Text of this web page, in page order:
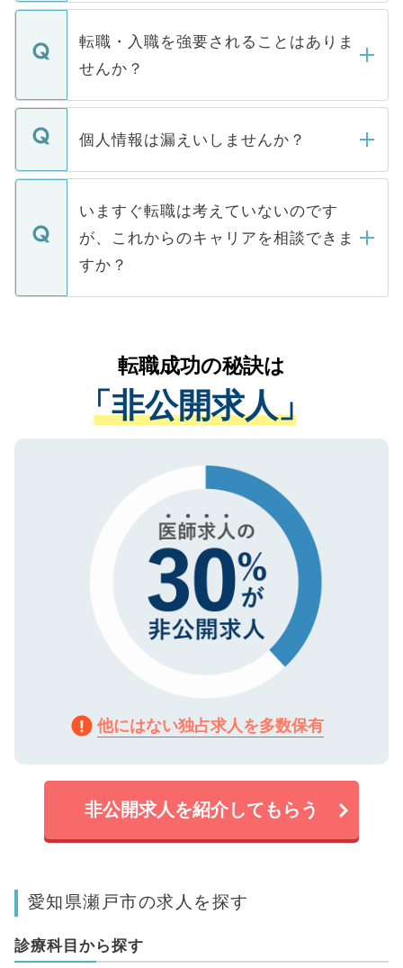
ます。通常、5営業日以内にはご連絡をせて
いただきますので、しばらくお待ちくださ
マイナビDOCTORで取り扱っている求人の
うち約3割は、Webサイトからご覧いただ
けない「非公開求人」です。非公開求人は
下記の理由によって、一般には公開してい
ません。
■応募殺到を避けるため 人気のある医療機
関を公にしてしまうと、応募が殺到する場
に、医療機関が求める条件に合った人材の
みを人材紹介会社に依頼するケースが増え
ています。
転職・入職を強要されることはありま
せんか？
転職・入職を強要することは一切ありませ
ん。また、仮に応募先から内定をいただい
定を承諾する必要はありません。内定先へ
の辞退の連絡はキャリアパートナーが行い
個人情報は漏えいしませんか？
個人情報が漏えいすることはありませんの
で、ご安心ください。当サイトからの登録
などで収集したご登録者様の個人情報は、
ご本人のキャリアアップおよび転職活動の
支援を目的に使用いたします。お預かりし
ているすべての個人データはご本人の許可
は、個人情報の取り扱いについての厳密な
管理基準を満たした事業者のみに付与され
る、プライバシーマークを取得済みです。
で、機密保持に関してもご安心ください。
いますぐ転職は考えていないのです
が、これからのキャリアを相談できま
すか？
かがいして、現在の医療機関の状況や紹介
経験をまじえながら、適切なアドバイスを
させていただきます。すぐにご転職をされ
ない方には、長期的なサポートが可能です
ので、まずはご登録ください。
転職成功の秘訣は
「非公開求人」
他にはない独占求人を多数保有
非公開求人を紹介してもらう
愛知県瀬戸市の求人を探す
診療科目から探す